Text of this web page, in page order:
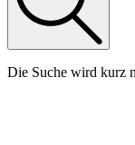
Die Suche wird kurz